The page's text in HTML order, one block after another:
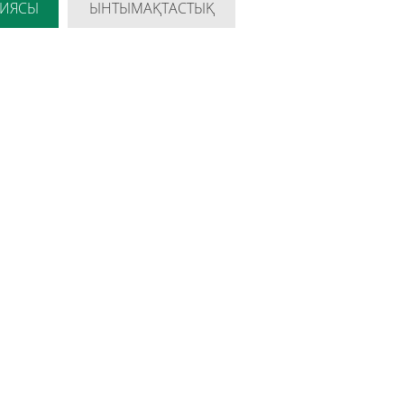
ЫНТЫМАҚТАСТЫҚ